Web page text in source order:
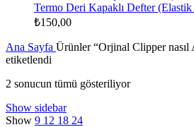
Termo Deri Kapaklı Defter
₺150,00
Ana Sayfa Ürünler “Orjinal Clipper nasıl
etiketlendi
2 sonucun tümü gösteriliyor
Show sidebar
Show 9 12 18 24